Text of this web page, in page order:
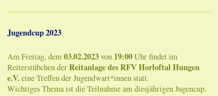
Jugendcup 2023
Am Freitag, dem03.02.2023von 19:00Uhr findet im
Reiterstübchen derReitanlage des RFV Horloftal Hungen
e.V.eine Treffen der Jugendwart*innen statt.
Wichtiges Thema ist die Teilnahme am diesjährigen Jugencup.